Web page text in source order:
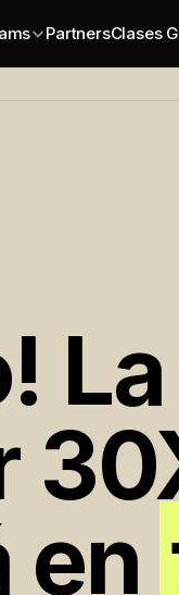
PartnersClases
en